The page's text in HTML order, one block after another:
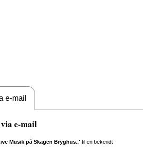
e-mail
e-mail
Musik på Skagen Bryghus..' til en bekendt